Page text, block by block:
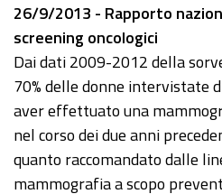
26/9/2013 - Rapporto
screening oncologici
Dai dati 2009-2012 della
70% delle donne intervistate
aver effettuato una
nel corso dei due anni
quanto raccomandato dalle
mammografia a scopo